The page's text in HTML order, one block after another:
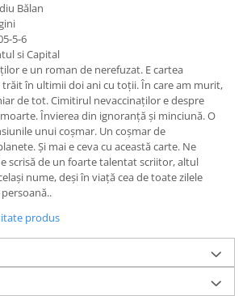
Bălan
5-6
si Capital
e un roman de nerefuzat. E cartea
trăit în ultimii doi ani cu toții. În care am murit,
de tot. Cimitirul nevaccinaţilor e despre
Învierea din ignoranță și minciună. O
unui coșmar. Un coșmar de
Și mai e ceva cu această carte. Ne
scrisă de un foarte talentat scriitor, altul
nume, deși în viață cea de toate zilele
produs